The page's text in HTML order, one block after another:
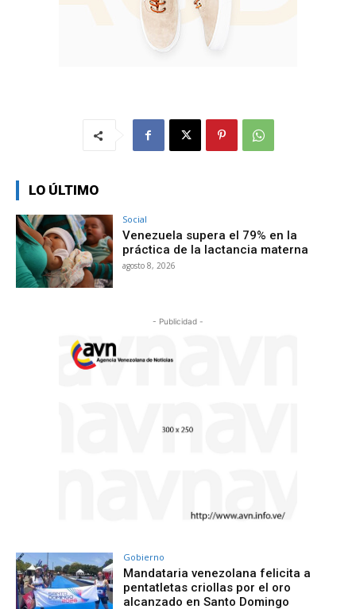
LO ÚLTIMO
Social
Venezuela supera el 79% en la
práctica de la lactancia materna
agosto 8, 2026
- Publicidad -
Gobierno
Mandataria venezolana felicita a
pentatletas criollas por el oro
alcanzado en Santo Domingo